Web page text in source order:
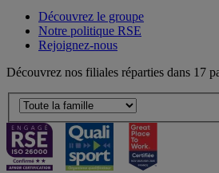
Découvrez le groupe
Notre politique RSE
Rejoignez-nous
Découvrez nos filiales réparties dans 17